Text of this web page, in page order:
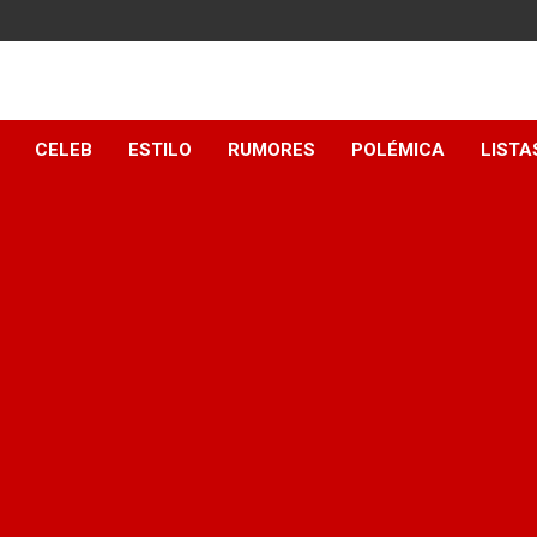
CELEB ESTILO RUMORES POLÉMICA